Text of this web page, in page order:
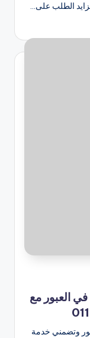
الطلب على…
العبور مع
وتضمني خدمة